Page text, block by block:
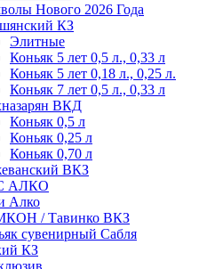
Нового 2026 Года
КЗ
Элитные
Коньяк 5 лет 0,5 л., 0,33 л
Коньяк 5 лет 0,18 л., 0,25 л.
Коньяк 7 лет 0,5 л., 0,33 л
ВКД
Коньяк 0,5 л
Коньяк 0,25 л
Коньяк 0,70 л
ВКЗ
АЛКО
Алко
/ Тавинко ВКЗ
сувенирный Сабля
КЗ